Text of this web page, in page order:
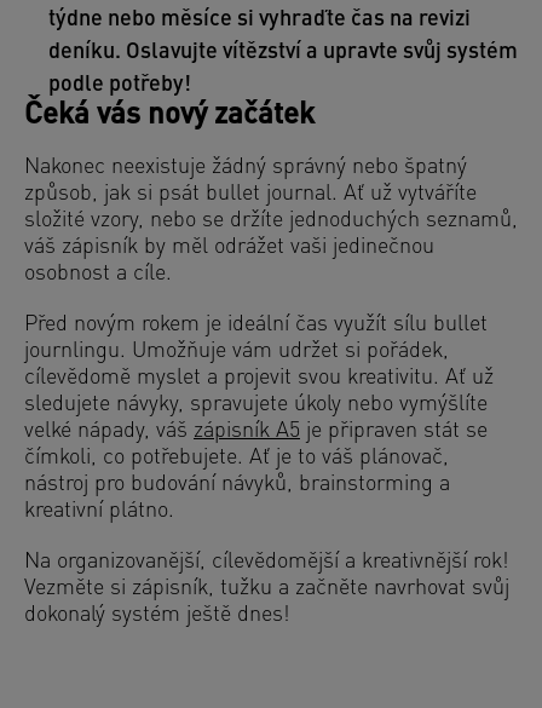
týdne nebo měsíce si vyhraďte čas na revizi
deníku. Oslavujte vítězství a upravte svůj systém
podle potřeby!
Čeká vás nový začátek
Nakonec neexistuje žádný správný nebo špatný
způsob, jak si psát bullet journal. Ať už vytváříte
složité vzory, nebo se držíte jednoduchých seznamů,
váš zápisník by měl odrážet vaši jedinečnou
osobnost a cíle.
Před novým rokem je ideální čas využít sílu bullet
journlingu. Umožňuje vám udržet si pořádek,
cílevědomě myslet a projevit svou kreativitu. Ať už
sledujete návyky, spravujete úkoly nebo vymýšlíte
velké nápady, váš zápisník A5 je připraven stát se
čímkoli, co potřebujete. Ať je to váš plánovač,
nástroj pro budování návyků, brainstorming a
kreativní plátno.
Na organizovanější, cílevědomější a kreativnější rok!
Vezměte si zápisník, tužku a začněte navrhovat svůj
dokonalý systém ještě dnes!